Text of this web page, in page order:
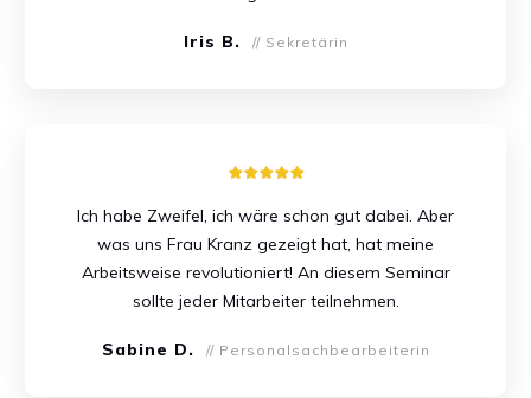
Iris B. // Sekretärin
Ich habe Zweifel, ich wäre schon gut dabei. Aber
was uns Frau Kranz gezeigt hat, hat meine
Arbeitsweise revolutioniert! An diesem Seminar
sollte jeder Mitarbeiter teilnehmen.
Sabine D. // Personalsachbearbeiterin